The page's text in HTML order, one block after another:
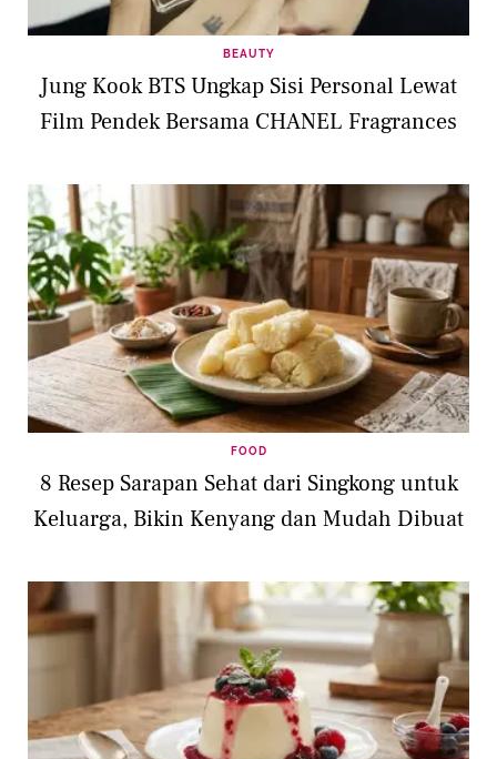
BEAUTY
Jung Kook BTS Ungkap Sisi Personal Lewat
Film Pendek Bersama CHANEL Fragrances
FOOD
8 Resep Sarapan Sehat dari Singkong untuk
Keluarga, Bikin Kenyang dan Mudah Dibuat